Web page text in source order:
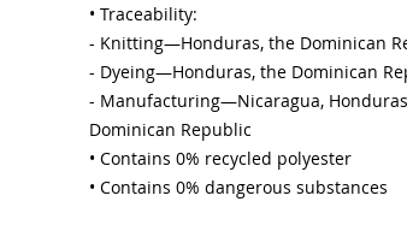
• Traceability:
- Knitting—Honduras, the Dominican
- Dyeing—Honduras, the Dominican
- Manufacturing—Nicaragua,
Dominican Republic
• Contains 0% recycled polyester
• Contains 0% dangerous substances